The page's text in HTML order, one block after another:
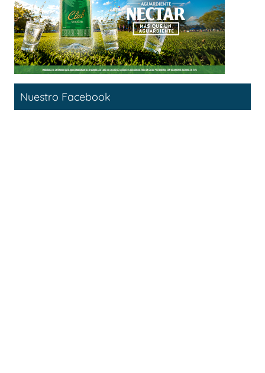
Nuestro Facebook